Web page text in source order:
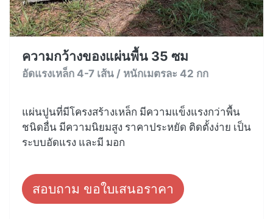
ความกว้างของแผ่นพื้น 35 ซม
อัดแรงเหล็ก 4-7 เส้น / หนักเมตรละ 42 กก
แผ่นปูนที่มีโครงสร้างเหล็ก มีความแข็งแรงกว่าพื้น
ชนิดอื่น มีความนิยมสูง ราคาประหยัด ติดตั้งง่าย เป็น
ระบบอัดแรง และมี มอก
สอบถาม ขอใบเสนอราคา